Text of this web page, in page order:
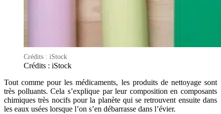
Crédits : iStock
Crédits : iStock
Tout comme pour les médicaments, les produits de nettoyage sont
très polluants. Cela s’explique par leur composition en composants
chimiques très nocifs pour la planète qui se retrouvent ensuite dans
les eaux usées lorsque l’on s’en débarrasse dans l’évier.